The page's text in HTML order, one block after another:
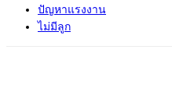
ปัญหาแรงงาน
ไม่มีลูก